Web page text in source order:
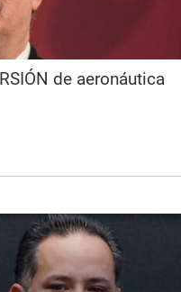
de aeronáutica